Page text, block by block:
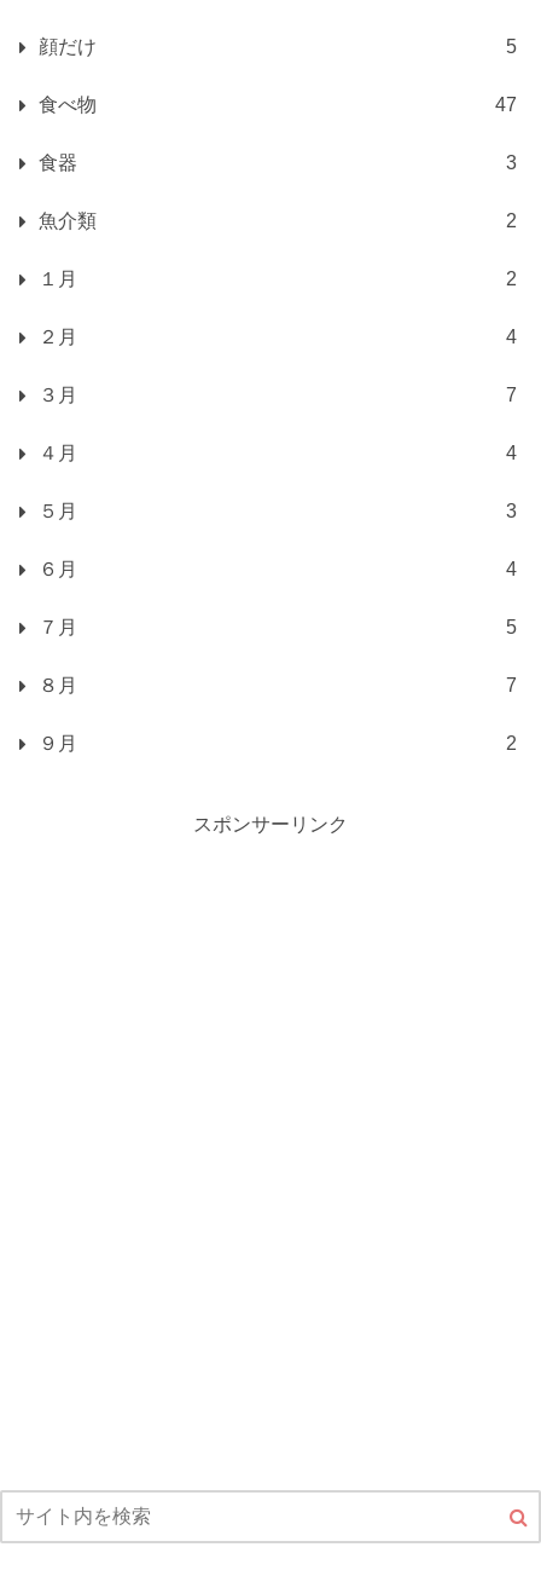
顔だけ 5
食べ物 47
食器 3
魚介類 2
１月 2
２月 4
３月 7
４月 4
５月 3
６月 4
７月 5
８月 7
９月 2
スポンサーリンク